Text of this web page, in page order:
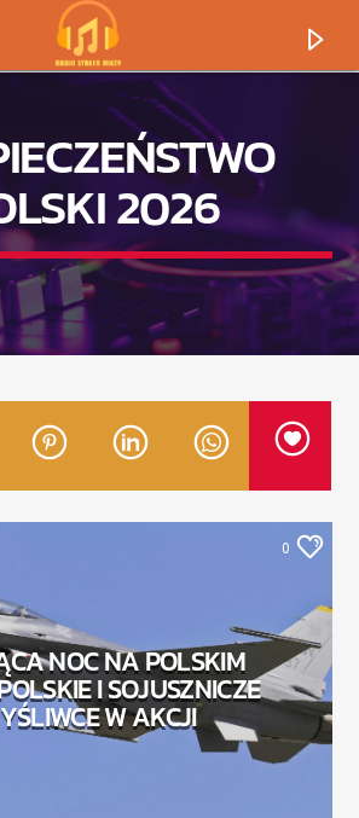
MUZY
24:00
2026
0
NOC NA POLSKIM
I SOJUSZNICZE
W AKCJI